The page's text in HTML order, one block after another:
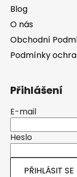
Blog
O nás
Obchodní
Podmínky
Přihlášení
E-mail
Heslo
PŘIHLÁSIT SE